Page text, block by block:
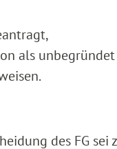
als unbegründet
des FG sei